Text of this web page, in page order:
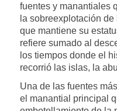
fuentes y manantiales
la sobreexplotación
que mantiene su
refiere sumado al
los tiempos donde el
recorrió las islas, la
Una de las fuentes
el manantial principal